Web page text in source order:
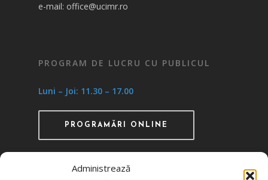
Administrează
e-mail: office@ucimr.ro
PROGRAM DE LUCRU CU PUBLICUL
Luni – Joi: 11.30 – 17.00
PROGRAMĂRI ONLINE